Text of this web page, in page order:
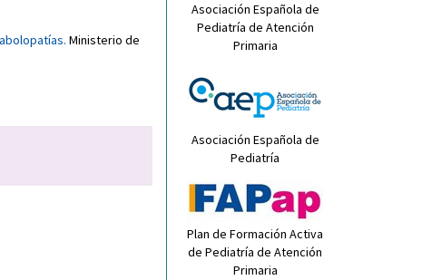
Ministerio de
Asociación Española de
Pediatría de Atención
Primaria
Asociación Española de
Pediatría
Plan de Formación Activa
de Pediatría de Atención
Primaria